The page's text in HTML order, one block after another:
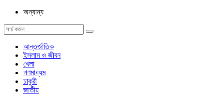
অন্যান্য
আন্তর্জাতিক
ইসলাম ও জীবন
খেলা
গণমাধ্যম
চাকুরী
জাতীয়